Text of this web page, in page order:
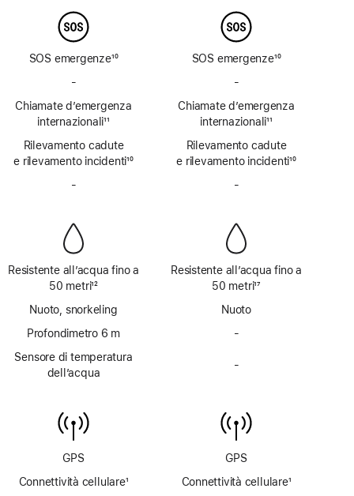
SOS emergenze10
-
via
satellite
non
disponibile
Chiamate d’emergenza
internazionali11
Rilevamento cadute
e rilevamento incidenti10
-
Resistente all’acqua fino a
50 metri12
Nuoto, snorkeling
Profondimetro 6 m
Sensore di temperatura
dell’acqua
GPS
Connettività cellulare1
SOS emergenze10
-
via
satellite
non
disponibile
Chiamate d’emergenza
internazionali11
Rilevamento cadute
e rilevamento incidenti10
-
Resistente all’acqua fino a
50 metri17
Nuoto
-
-
non
disponibile
GPS
Connettività cellulare1